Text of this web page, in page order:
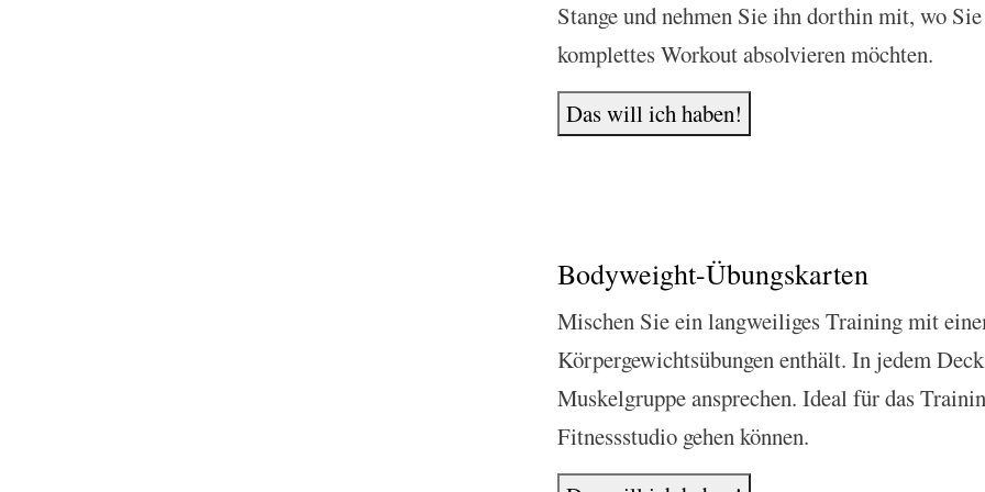
Stange und nehmen Sie ihn dorthin mit, wo
komplettes Workout absolvieren möchten.
Das will ich haben!
Bodyweight-Übungskarten
Mischen Sie ein langweiliges Training mit
Körpergewichtsübungen enthält. In jedem
Muskelgruppe ansprechen. Ideal für das
Fitnessstudio gehen können.